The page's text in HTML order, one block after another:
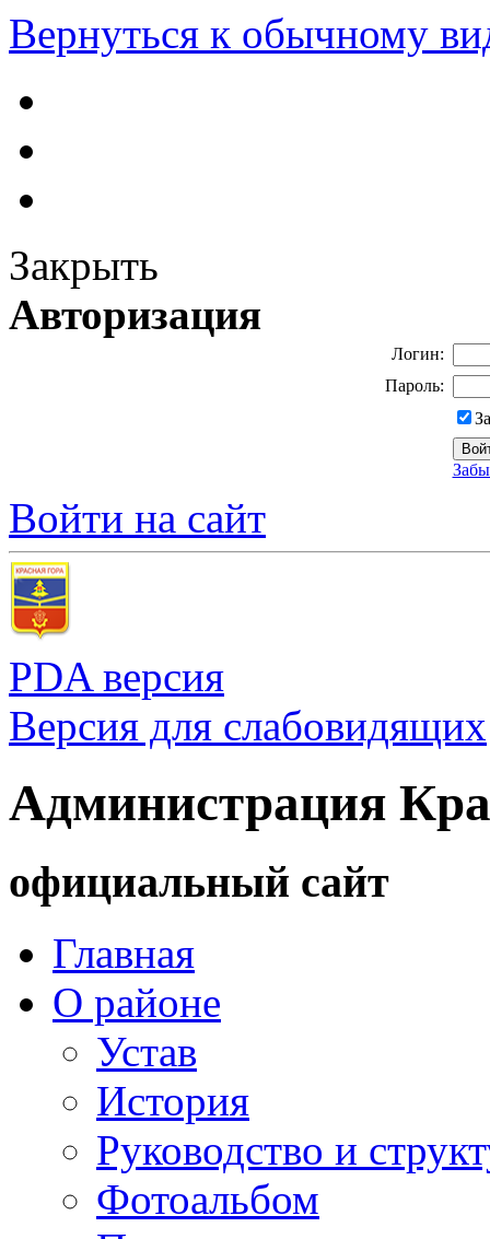
Вернуться к обычному
Закрыть
Авторизация
Логин:
Пароль:
Войти на сайт
PDA версия
Версия для слабовидящих
Администрация
официальный сайт
Главная
О районе
Устав
История
Руководство и
Фотоальбом